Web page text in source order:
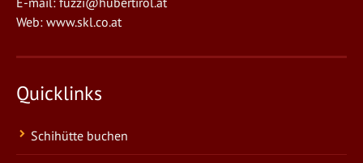
Web: www.skl.co.at
Quicklinks
Schihütte buchen